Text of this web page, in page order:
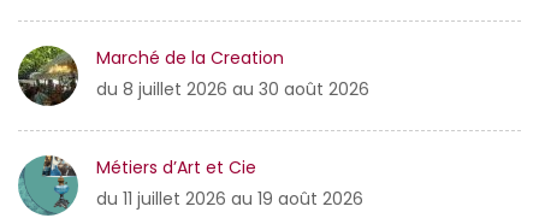
Marché de la Creation
du 8 juillet 2026 au 30 août 2026
Métiers d’Art et Cie
du 11 juillet 2026 au 19 août 2026